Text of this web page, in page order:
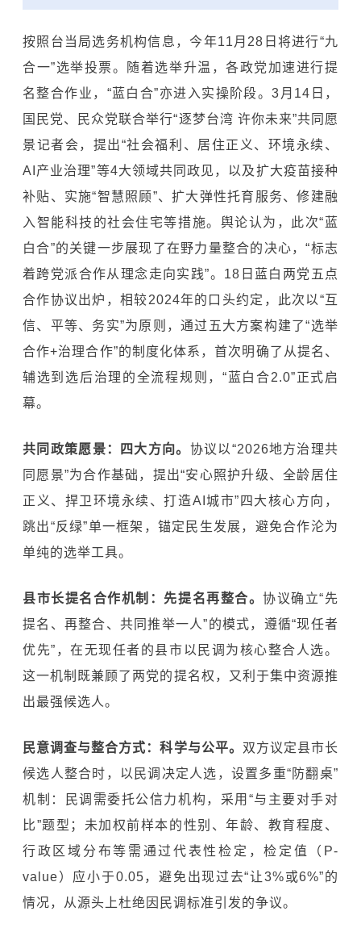
按照台当局选务机构信息，今年11月28日将进行“九
合一”选举投票。随着选举升温，各政党加速进行提
名整合作业，“蓝白合”亦进入实操阶段。3月14日，
国民党、民众党联合举行“逐梦台湾 许你未来”共同愿
景记者会，提出“社会福利、居住正义、环境永续、
AI产业治理”等4大领域共同政见，以及扩大疫苗接种
补贴、实施“智慧照顾”、扩大弹性托育服务、修建融
入智能科技的社会住宅等措施。舆论认为，此次“蓝
白合”的关键一步展现了在野力量整合的决心，“标志
着跨党派合作从理念走向实践”。18日蓝白两党五点
合作协议出炉，相较2024年的口头约定，此次以“互
信、平等、务实”为原则，通过五大方案构建了“选举
合作+治理合作”的制度化体系，首次明确了从提名、
辅选到选后治理的全流程规则，“蓝白合2.0”正式启
幕。
共同政策愿景：四大方向。 协议以“2026地方治理共
同愿景”为合作基础，提出“安心照护升级、全龄居住
正义、捍卫环境永续、打造AI城市”四大核心方向，
跳出“反绿”单一框架，锚定民生发展，避免合作沦为
单纯的选举工具。
县市长提名合作机制： 先提名再整合。协议确立“先
提名、再整合、共同推举一人”的模式，遵循“现任者
优先”，在无现任者的县市以民调为核心整合人选。
这一机制既兼顾了两党的提名权，又利于集中资源推
出最强候选人。
民意调查与整合方式：科学与公平。 双方议定县市长
候选人整合时，以民调决定人选，设置多重“防翻桌”
机制：民调需委托公信力机构，采用“与主要对手对
比”题型；未加权前样本的性别、年龄、教育程度、
行政区域分布等需通过代表性检定，检定值（P-
value）应小于0.05，避免出现过去“让3%或6%”的
情况，从源头上杜绝因民调标准引发的争议。